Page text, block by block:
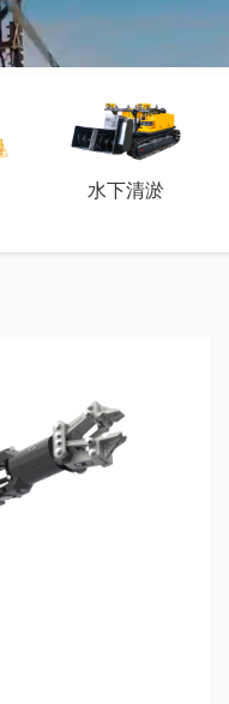
水下清淤